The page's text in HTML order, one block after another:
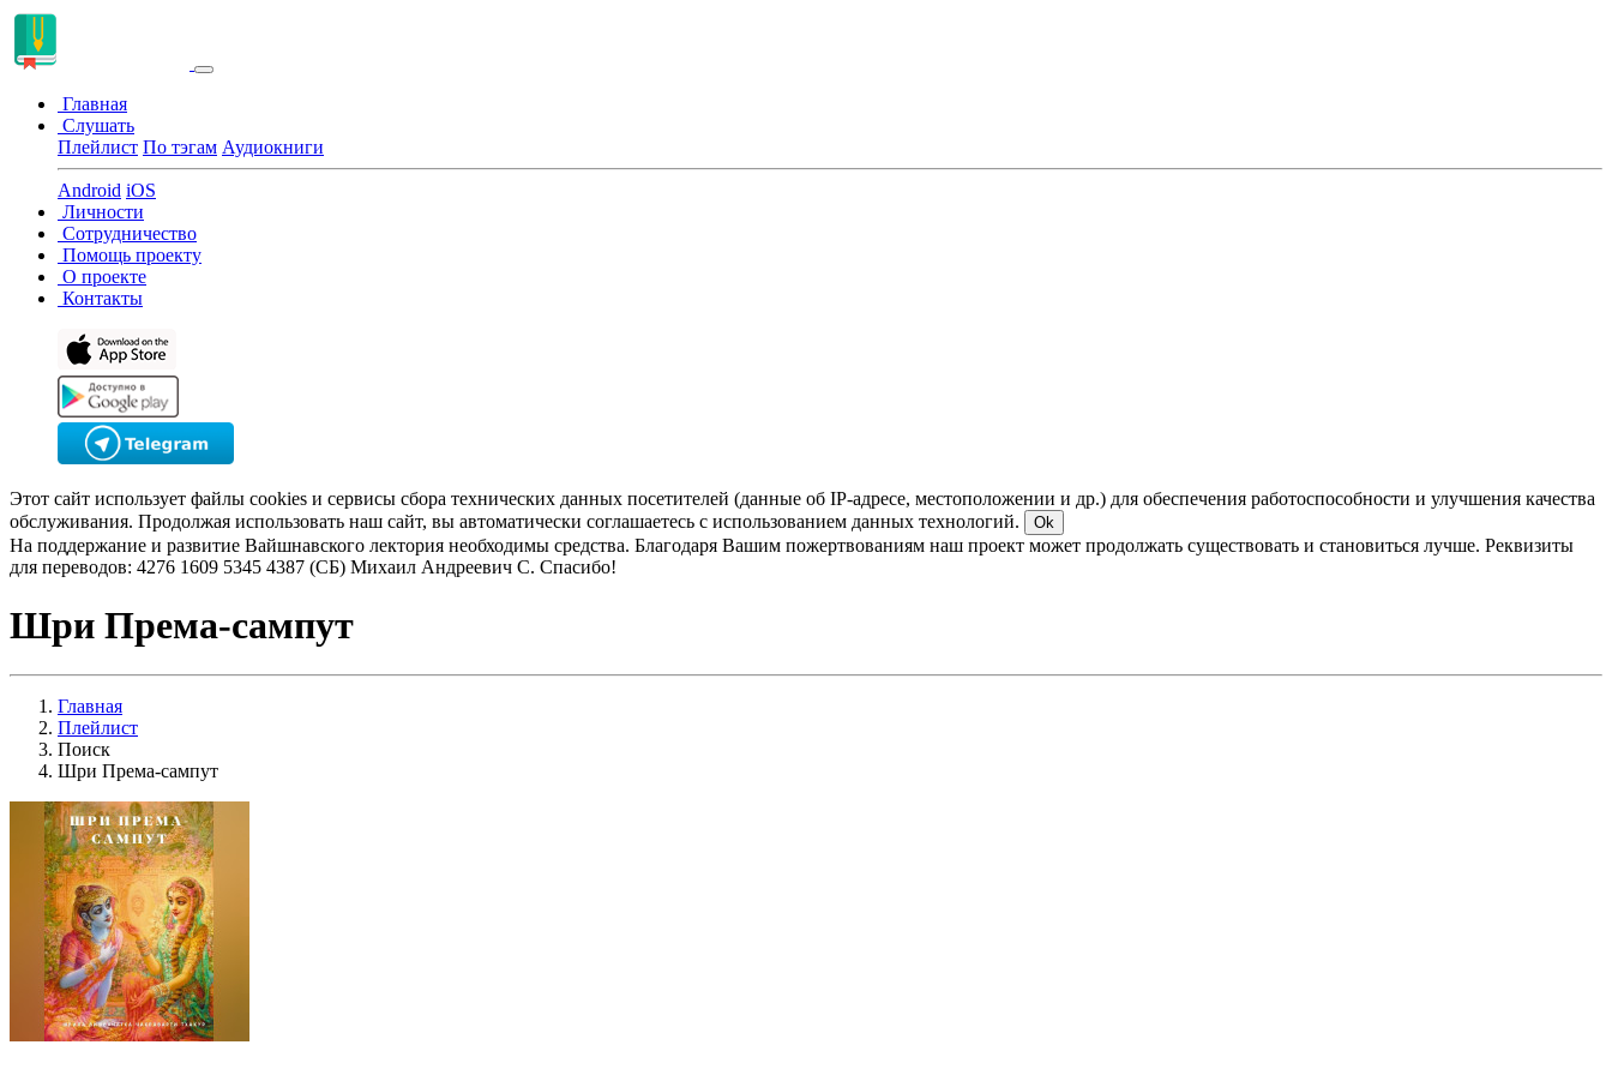
Главная
Слушать
Плейлист По тэгам Аудиокниги
Android iOS
Личности
Сотрудничество
Помощь проекту
О проекте
Контакты
Этот сайт использует файлы cookies и сервисы сбора технических данных посетителей (данные об IP-адресе, местоположении и др.) для обеспечения работоспособности и улучшения качества
обслуживания. Продолжая использовать наш сайт, вы автоматически соглашаетесь с использованием данных технологий.
Ok
На поддержание и развитие Вайшнавского лектория необходимы средства. Благодаря Вашим пожертвованиям наш проект может продолжать существовать и становиться лучше. Реквизиты
для переводов: 4276 1609 5345 4387 (СБ) Михаил Андреевич С. Спасибо!
Шри Према-сампут
Главная
Плейлист
Поиск
Шри Према-сампут